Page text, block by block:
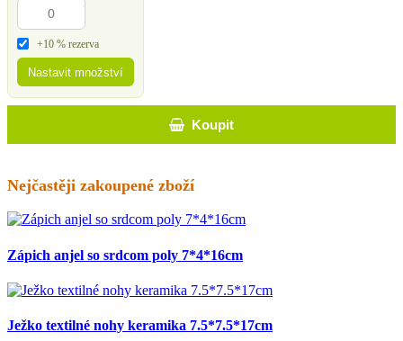
+10 % rezerva
Nastavit množství
Koupit
Nejčastěji zakoupené zboží
Zápich anjel so srdcom poly 7*4*16cm
Ježko textilné nohy keramika 7.5*7.5*17cm